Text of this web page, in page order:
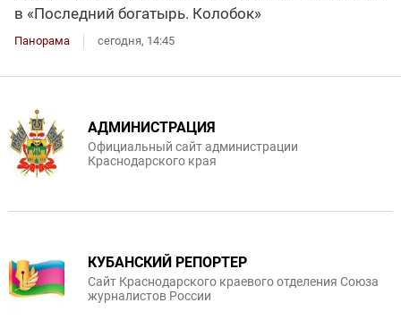
в «Последний богатырь. Колобок»
Панорама сегодня, 14:45
АДМИНИСТРАЦИЯ
Официальный сайт администрации
Краснодарского края
КУБАНСКИЙ РЕПОРТЕР
Сайт Краснодарского краевого отделения Союза
журналистов России